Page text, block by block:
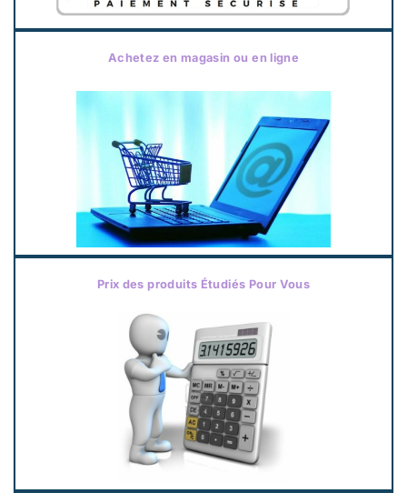
Achetez en magasin ou en ligne
Prix des produits Étudiés Pour Vous